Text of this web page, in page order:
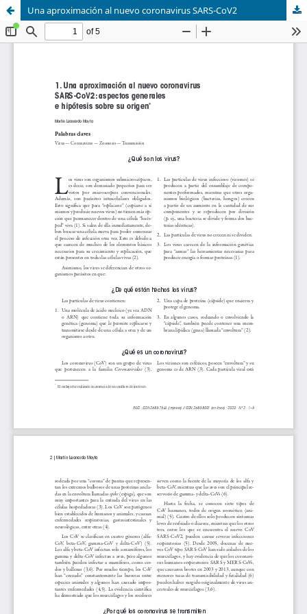
Una aproximación al nuevo coronavirus SARS-CoV2